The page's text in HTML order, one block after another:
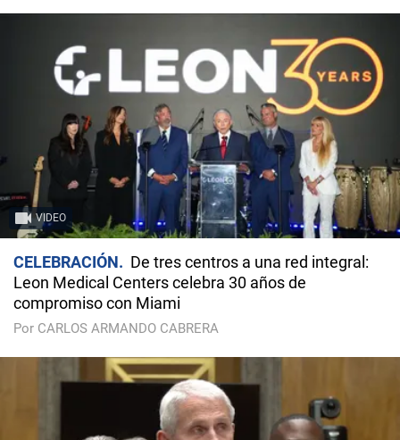
VIDEO
CELEBRACIÓN
De tres centros a una red integral:
Leon Medical Centers celebra 30 años de
compromiso con Miami
Por CARLOS ARMANDO CABRERA